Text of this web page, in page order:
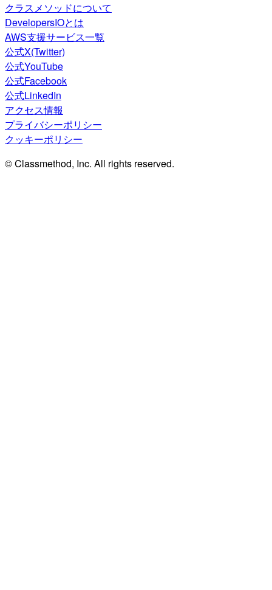
クラスメソッドについて
DevelopersIOとは
AWS支援サービス一覧
公式X(Twitter)
公式YouTube
公式Facebook
公式LinkedIn
アクセス情報
プライバシーポリシー
クッキーポリシー
© Classmethod, Inc. All rights reserved.